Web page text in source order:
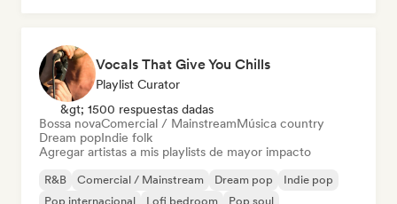
Vocals That Give You Chills
Playlist Curator
&gt; 1500 respuestas dadas
Bossa novaComercial / MainstreamMúsica country
Dream popIndie folk
Agregar artistas a mis playlists de mayor impacto
R&B Comercial / Mainstream Dream pop
Indie pop
Pop internacional
Lofi bedroom
Pop soul